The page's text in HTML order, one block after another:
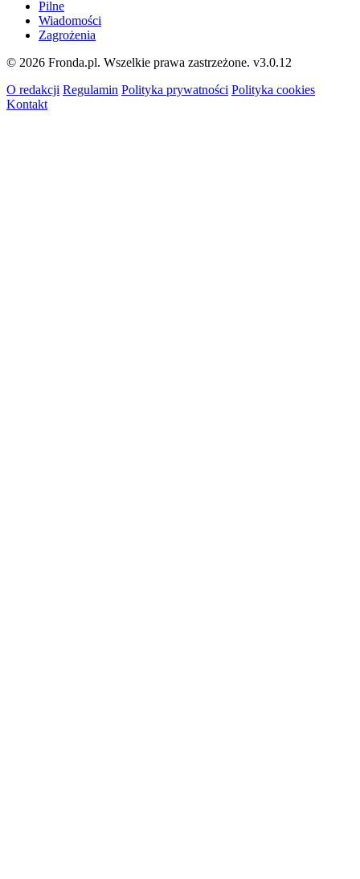
Pilne
Wiadomości
Zagrożenia
© 2026 Fronda.pl. Wszelkie prawa zastrzeżone. v3.0.12
O redakcji Regulamin Polityka prywatności Polityka cookies
Kontakt